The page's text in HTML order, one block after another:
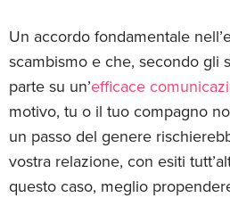
Un accordo fondamentale
scambismo e che, secondo gli
parte su un’efficace
motivo, tu o il tuo compagno
un passo del genere
vostra relazione, con esiti
questo caso, meglio